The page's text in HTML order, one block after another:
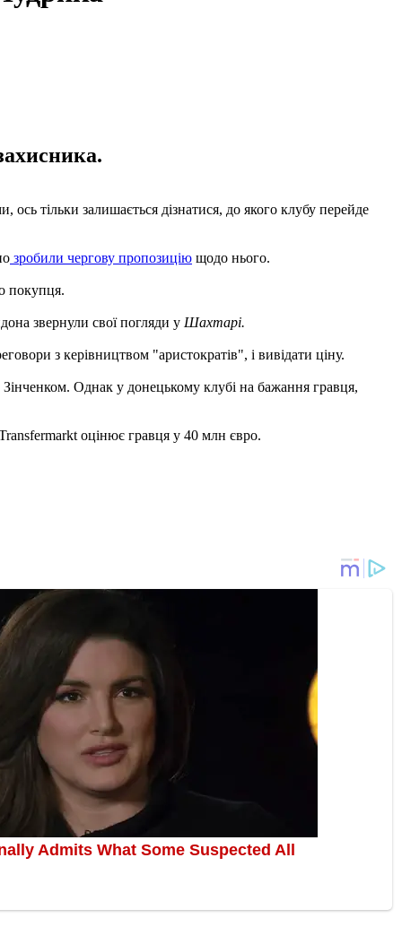
тільки залишається дізнатися, до якого клубу перейде
зробили чергову пропозицію щодо нього.
покупця.
звернули свої погляди у Шахтарі.
з керівництвом "аристократів", і вивідати ціну.
Зінченком. Однак у донецькому клубі на бажання гравця,
оцінює гравця у 40 млн євро.